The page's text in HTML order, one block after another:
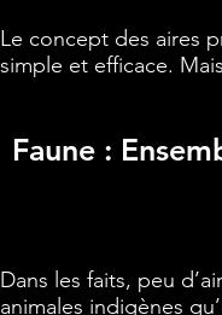
Le concept des aires
simple et efficace.
Faune :
Dans les faits, peu
animales indigènes